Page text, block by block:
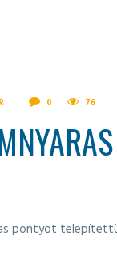
0 76
pontyot